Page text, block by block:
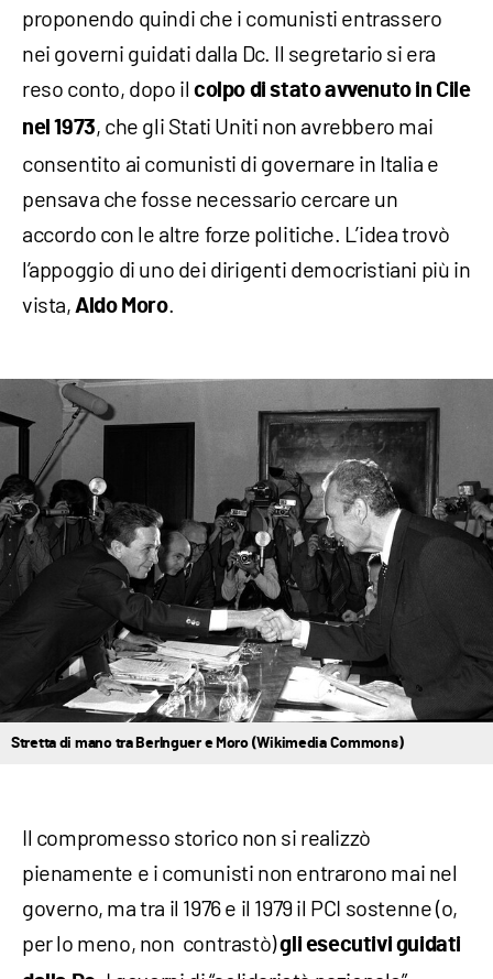
proponendo quindi che i comunisti entrassero
nei governi guidati dalla Dc. Il segretario si era
reso conto, dopo ilcolpo di stato avvenuto in Cile
nel 1973, che gli Stati Uniti non avrebbero mai
consentito ai comunisti di governare in Italia e
pensava che fosse necessario cercare un
accordo con le altre forze politiche. L’idea trovò
l’appoggio di uno dei dirigenti democristiani più in
vista, Aldo Moro.
Stretta di mano tra Berlnguer e Moro (Wikimedia Commons)
Il compromesso storico non si realizzò
pienamente e i comunisti non entrarono mai nel
governo, ma tra il 1976 e il 1979 il PCI sostenne (o,
per lo meno, non contrastò)gli esecutivi guidati